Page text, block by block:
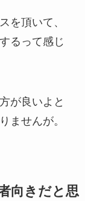
を頂いて、
るって感じ
が良いよと
ませんが。
向きだと思